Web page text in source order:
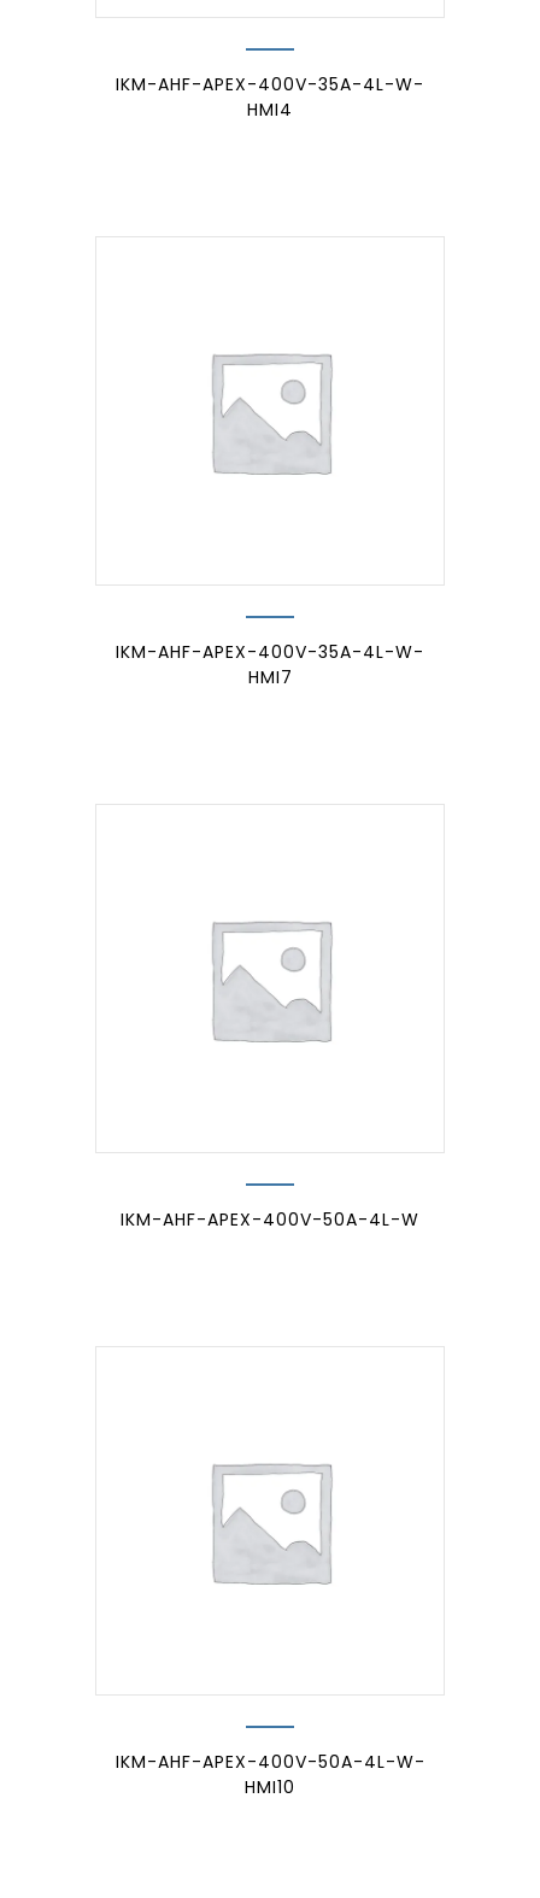
IKM-AHF-APEX-400V-35A-4L-W-
HMI4
IKM-AHF-APEX-400V-35A-4L-W-
HMI7
IKM-AHF-APEX-400V-50A-4L-W
IKM-AHF-APEX-400V-50A-4L-W-
HMI10